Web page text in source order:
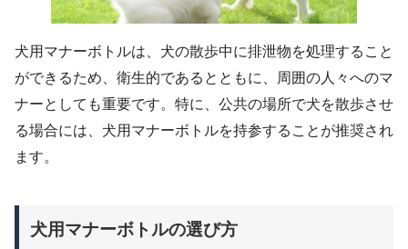
犬用マナーボトルは、犬の散歩中に排泄物を処理すること
ができるため、衛生的であるとともに、周囲の人々へのマ
ナーとしても重要です。特に、公共の場所で犬を散歩させ
る場合には、犬用マナーボトルを持参することが推奨され
ます。
犬用マナーボトルの選び方